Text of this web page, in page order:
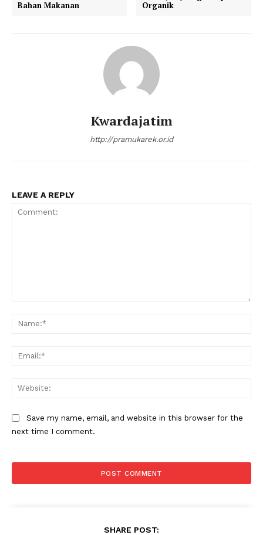
Bahan Makanan
Organik
Kwardajatim
http://pramukarek.or.id
LEAVE A REPLY
Save my name, email, and website in this browser for the
next time I comment.
SHARE POST: